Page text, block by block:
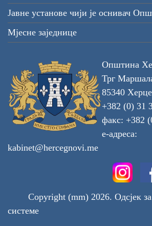
Јавне установе чији је оснивач
Мјесне заједнице
Општина
Трг
85340
+382 (0) 31
факс: +382
е-адреса:
kabinet@hercegnovi.me
Copyright (mm) 2026. Одсјек
системе